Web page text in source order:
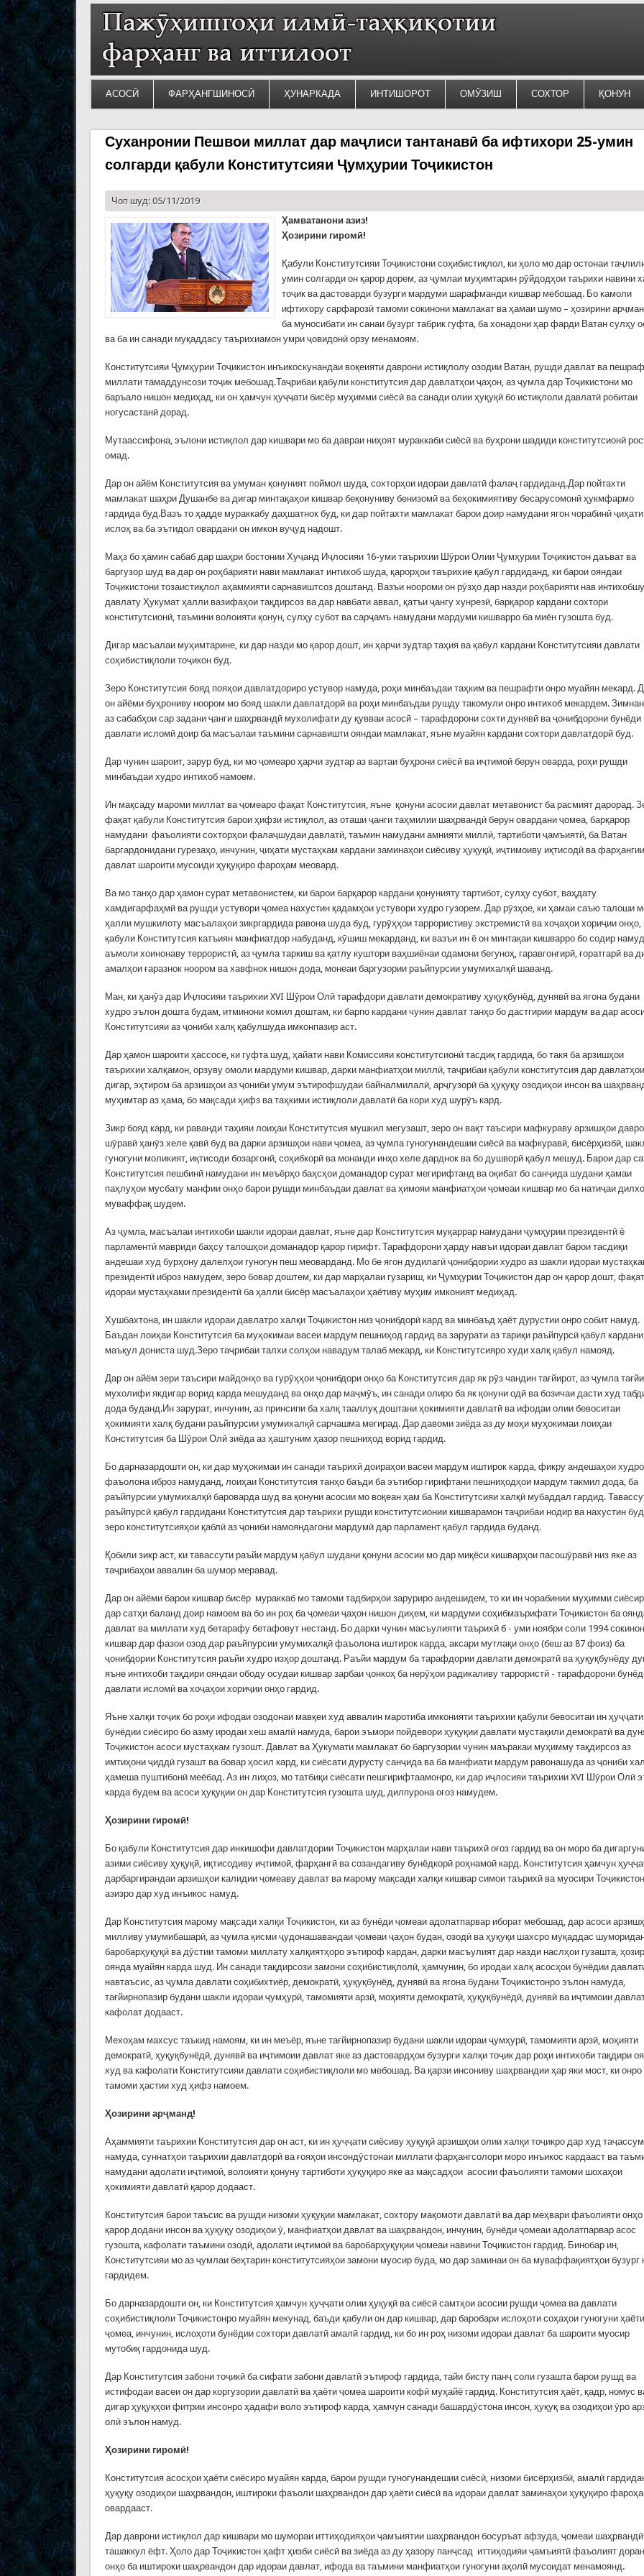
АСОСӢ ФАРҲАНГШИНОСӢ ҲУНАРКАДА ИНТИШОРОТ ОМӮЗИШ СОХТОР ҚОНУН
Суханронии Пешвои миллат дар маҷлиси тантанавӣ ба ифтихори 25-умин
солгарди қабули Конститутсияи Ҷумҳурии Тоҷикистон
Чоп шуд: 05/11/2019
Ҳамватанони азиз!
Ҳозирини гиромӣ!
Қабули Конститутсияи Тоҷикистони соҳибистиқлол, ки ҳоло мо дар остонаи
умин солгарди он қарор дорем, аз ҷумлаи муҳимтарин рӯйдодҳои таърихи навини
тоҷик ва дастоварди бузурги мардуми шарафманди кишвар мебошад. Бо камоли
ифтихору сарфарозӣ тамоми сокинони мамлакат ва ҳамаи шумо – ҳозирини
ба муносибати ин санаи бузург табрик гуфта, ба хонадони ҳар фарди Ватан сулҳу
ва ба ин санади муқаддасу таърихиамон умри ҷовидонӣ орзу менамоям.
Конститутсияи Ҷумҳурии Тоҷикистон инъикоскунандаи воқеияти даврони истиқлолу озодии Ватан, рушди давлат ва
миллати тамаддунсози тоҷик мебошад.Таҷрибаи қабули конститутсия дар давлатҳои ҷаҳон, аз ҷумла дар Тоҷикистони мо
баръало нишон медиҳад, ки он ҳамчун ҳуҷҷати бисёр муҳимми сиёсӣ ва санади олии ҳуқуқӣ бо истиқлоли давлатӣ робитаи
ногусастанӣ дорад.
Мутаассифона, эълони истиқлол дар кишвари мо ба давраи ниҳоят мураккаби сиёсӣ ва буҳрони шадиди конститутсионӣ
омад.
Дар он айём Конститутсия ва умуман қонуният поймол шуда, сохторҳои идораи давлатӣ фалаҷ гардиданд.Дар пойтахти
мамлакат шаҳри Душанбе ва дигар минтақаҳои кишвар беқонуниву бенизомӣ ва беҳокимиятиву бесарусомонӣ ҳукмфармо
гардида буд.Вазъ то ҳадде мураккабу даҳшатнок буд, ки дар пойтахти мамлакат барои доир намудани ягон чорабинӣ ҷиҳати
ислоҳ ва ба эътидол овардани он имкон вуҷуд надошт.
Маҳз бо ҳамин сабаб дар шаҳри бостонии Хуҷанд Иҷлосияи 16-уми таърихии Шӯрои Олии Ҷумҳурии Тоҷикистон даъват ва
баргузор шуд ва дар он роҳбарияти нави мамлакат интихоб шуда, қарорҳои таърихие қабул гардиданд, ки барои ояндаи
Тоҷикистони тозаистиқлол аҳаммияти сарнавиштсоз доштанд. Вазъи ноороми он рӯзҳо дар назди роҳбарияти нав
давлату Ҳукумат ҳалли вазифаҳои тақдирсоз ва дар навбати аввал, қатъи ҷангу хунрезӣ, барқарор кардани сохтори
конститутсионӣ, таъмини волоияти қонун, сулҳу субот ва сарҷамъ намудани мардуми кишварро ба миён гузошта буд.
Дигар масъалаи муҳимтарине, ки дар назди мо қарор дошт, ин ҳарчи зудтар таҳия ва қабул кардани Конститутсияи давлати
соҳибистиқлоли тоҷикон буд.
Зеро Конститутсия бояд пояҳои давлатдориро устувор намуда, роҳи минбаъдаи таҳким ва пешрафти онро муайян мекард.
он айёми буҳрониву ноором мо бояд шакли давлатдорӣ ва роҳи минбаъдаи рушду такомули онро интихоб мекардем.
аз сабабҳои сар задани ҷанги шаҳрвандӣ мухолифати ду қувваи асосӣ – тарафдорони сохти дунявӣ ва ҷонибдорони бунёди
давлати исломӣ доир ба масъалаи таъмини сарнавишти ояндаи мамлакат, яъне муайян кардани сохтори давлатдорӣ буд.
Дар чунин шароит, зарур буд, ки мо ҷомеаро ҳарчи зудтар аз вартаи буҳрони сиёсӣ ва иҷтимоӣ берун оварда, роҳи рушди
минбаъдаи худро интихоб намоем.
Ин мақсаду мароми миллат ва ҷомеаро фақат Конститутсия, яъне қонуни асосии давлат метавонист ба расмият дарорад.
фақат қабули Конститутсия барои ҳифзи истиқлол, аз оташи ҷанги таҳмилии шаҳрвандӣ берун овардани ҷомеа, барқарор
намудани фаъолияти сохторҳои фалаҷшудаи давлатӣ, таъмин намудани амнияти миллӣ, тартиботи ҷамъиятӣ, ба Ватан
баргардонидани гурезаҳо, инчунин, ҷиҳати мустаҳкам кардани заминаҳои сиёсиву ҳуқуқӣ, иҷтимоиву иқтисодӣ ва фарҳангии
давлат шароити мусоиди ҳуқуқиро фароҳам меовард.
Ва мо танҳо дар ҳамон сурат метавонистем, ки барои барқарор кардани қонунияту тартибот, сулҳу субот, ваҳдату
хамдигарфаҳмӣ ва рушди устувори ҷомеа нахустин қадамҳои устувори худро гузорем. Дар рӯзҳое, ки ҳамаи саъю талоши
ҳалли мушкилоту масъалаҳои зикргардида равона шуда буд, гурӯҳҳои таррористиву экстремистӣ ва хоҷаҳои хориҷии онҳо,
қабули Конститутсия катъиян манфиатдор набуданд, кӯшиш мекарданд, ки вазъи ин ё он минтақаи кишварро бо содир
аъмоли хоинонаву террористӣ, аз ҷумла таркиш ва қатлу куштори ваҳшиёнаи одамони бегуноҳ, гаравгонгирӣ, ғоратгарӣ ва
амалҳои ғаразнок ноором ва хавфнок нишон дода, монеаи баргузории раъйпурсии умумихалқӣ шаванд.
Ман, ки ҳанӯз дар Иҷлосияи таърихии XVI Шӯрои Олӣ тарафдори давлати демокративу ҳуқуқбунёд, дунявӣ ва ягона будани
худро эълон дошта будам, итминони комил доштам, ки барпо кардани чунин давлат танҳо бо дастгирии мардум ва дар
Конститутсияи аз ҷониби халқ қабулшуда имконпазир аст.
Дар ҳамон шароити ҳассосе, ки гуфта шуд, ҳайати нави Комиссияи конститутсионӣ тасдиқ гардида, бо такя ба арзишҳои
таърихии халқамон, орзуву омоли мардуми кишвар, дарки манфиатҳои миллӣ, таҷрибаи қабули конститутсия дар давлатҳои
дигар, эҳтиром ба арзишҳои аз ҷониби умум эътирофшудаи байналмилалӣ, арҷгузорӣ ба ҳуқуқу озодиҳои инсон ва
муҳимтар аз ҳама, бо мақсади ҳифз ва таҳкими истиқлоли давлатӣ ба кори худ шурӯъ кард.
Зикр бояд кард, ки раванди таҳияи лоиҳаи Конститутсия мушкил мегузашт, зеро он вақт таъсири мафкураву арзишҳои
шӯравӣ ҳанӯз хеле қавӣ буд ва дарки арзишҳои нави ҷомеа, аз ҷумла гуногунандешии сиёсӣ ва мафкуравӣ, бисёрҳизбӣ,
гуногуни моликият, иқтисоди бозаргонӣ, соҳибкорӣ ва монанди инҳо хеле дарднок ва бо душворӣ қабул мешуд. Барои дар
Конститутсия пешбинӣ намудани ин меъёрҳо баҳсҳои доманадор сурат мегирифтанд ва оқибат бо санҷида шудани ҳамаи
паҳлуҳои мусбату манфии онҳо барои рушди минбаъдаи давлат ва ҳимояи манфиатҳои ҷомеаи кишвар мо ба натиҷаи
муваффақ шудем.
Аз ҷумла, масъалаи интихоби шакли идораи давлат, яъне дар Конститутсия муқаррар намудани ҷумҳурии президентӣ ё
парламентӣ мавриди баҳсу талошҳои доманадор қарор гирифт. Тарафдорони ҳарду навъи идораи давлат барои тасдиқи
андешаи худ бурҳону далелҳои гуногун пеш меоварданд. Мо бе ягон дудилагӣ ҷонибдории худро аз шакли идораи
президентӣ иброз намудем, зеро бовар доштем, ки дар марҳалаи гузариш, ки Ҷумҳурии Тоҷикистон дар он қарор дошт, фақат
идораи мустаҳками президентӣ ба ҳалли бисёр масъалаҳои ҳаётиву муҳим имконият медиҳад.
Хушбахтона, ин шакли идораи давлатро халқи Тоҷикистон низ ҷонибдорӣ кард ва минбаъд ҳаёт дурустии онро собит намуд.
Баъдан лоиҳаи Конститутсия ба муҳокимаи васеи мардум пешниҳод гардид ва зарурати аз тариқи раъйпурсӣ қабул
маъқул дониста шуд.Зеро таҷрибаи талхи солҳои навадум талаб мекард, ки Конститутсияро худи халқ қабул намояд.
Дар он айём зери таъсири майдонҳо ва гурӯҳҳои ҷонибдори онҳо ба Конститутсия дар як рӯз чандин тағйирот, аз ҷумла
мухолифи якдигар ворид карда мешуданд ва онҳо дар маҷмӯъ, ин санади олиро ба як қонуни одӣ ва бозичаи дасти худ
дода буданд.Ин зарурат, инчунин, аз принсипи ба халқ тааллуқ доштани ҳокимияти давлатӣ ва ифодаи олии бевоситаи
ҳокимияти халқ будани раъйпурсии умумихалқӣ сарчашма мегирад. Дар давоми зиёда аз ду моҳи муҳокимаи лоиҳаи
Конститутсия ба Шӯрои Олӣ зиёда аз ҳаштуним ҳазор пешниҳод ворид гардид.
Бо дарназардошти он, ки дар муҳокимаи ин санади таърихӣ доираҳои васеи мардум иштирок карда, фикру андешаҳои худро
фаъолона иброз намуданд, лоиҳаи Конститутсия танҳо баъди ба эътибор гирифтани пешниҳодҳои мардум такмил дода, ба
раъйпурсии умумихалқӣ бароварда шуд ва қонуни асосии мо воқеан ҳам ба Конститутсияи халқӣ мубаддал гардид.
раъйпурсӣ қабул гардидани Конститутсия дар таърихи рушди конститутсионии кишварамон таҷрибаи нодир ва нахустин буд,
зеро конститутсияҳои қаблӣ аз ҷониби намояндагони мардумӣ дар парламент қабул гардида буданд.
Қобили зикр аст, ки тавассути раъйи мардум қабул шудани қонуни асосии мо дар миқёси кишварҳои пасошӯравӣ низ яке аз
таҷрибаҳои аввалин ба шумор меравад.
Дар он айёми барои кишвар бисёр мураккаб мо тамоми тадбирҳои заруриро андешидем, то ки ин чорабинии муҳимми
дар сатҳи баланд доир намоем ва бо ин роҳ ба ҷомеаи ҷаҳон нишон диҳем, ки мардуми соҳибмаърифати Тоҷикистон ба
давлат ва миллати худ бетарафу бетафовут нестанд. Бо дарки чунин масъулияти таърихӣ 6 - уми ноябри соли 1994
кишвар дар фазои озод дар раъйпурсии умумихалқӣ фаъолона иштирок карда, аксари мутлақи онҳо (беш аз 87 фоиз) ба
ҷонибдории Конститутсия раъйи худро изҳор доштанд. Раъйи мардум ба тарафдории давлати демократӣ ва ҳуқуқбунёду
яъне интихоби тақдири ояндаи ободу осудаи кишвар зарбаи ҷонкоҳ ба нерӯҳои радикаливу таррористӣ - тарафдорони
давлати исломӣ ва хоҷаҳои хориҷии онҳо гардид.
Яъне халқи тоҷик бо роҳи ифодаи озодонаи мавқеи худ аввалин маротиба имконияти таърихии қабули бевоситаи ин ҳуҷҷати
бунёдии сиёсиро бо азму иродаи хеш амалӣ намуда, барои эъмори пойдевори ҳуқуқии давлати мустақили демократӣ ва
Тоҷикистон асоси мустаҳкам гузошт. Давлат ва Ҳукумати мамлакат бо баргузории чунин маъракаи муҳимму тақдирсоз аз
имтиҳони ҷиддӣ гузашт ва бовар ҳосил кард, ки сиёсати дурусту санҷида ва ба манфиати мардум равонашуда аз ҷониби
ҳамеша пуштибонӣ меёбад. Аз ин лиҳоз, мо татбиқи сиёсати пешгирифтаамонро, ки дар иҷлосияи таърихии XVI Шӯрои Олӣ
карда будем ва асоси ҳуқуқии он дар Конститутсия гузошта шуд, дилпурона оғоз намудем.
Ҳозирини гиромӣ!
Бо қабули Конститутсия дар инкишофи давлатдории Тоҷикистон марҳалаи нави таърихӣ оғоз гардид ва он моро ба
азими сиёсиву ҳуқуқӣ, иқтисодиву иҷтимоӣ, фарҳангӣ ва созандагиву бунёдкорӣ роҳнамоӣ кард. Конститутсия ҳамчун
дарбаргирандаи арзишҳои калидии ҷомеаву давлат ва марому мақсади халқи кишвар симои таърихӣ ва муосири
азизро дар худ инъикос намуд.
Дар Конститутсия марому мақсади халқи Тоҷикистон, ки аз бунёди ҷомеаи адолатпарвар иборат мебошад, дар асоси
милливу умумибашарӣ, аз ҷумла қисми ҷудонашавандаи ҷомеаи ҷаҳон будан, озодӣ ва ҳуқуқи шахсро муқаддас
баробарҳуқуқӣ ва дӯстии тамоми миллату халқиятҳоро эътироф кардан, дарки масъулият дар назди наслҳои гузашта,
оянда муайян карда шуд. Ин санади тақдирсози замони соҳибистиқлолӣ, ҳамчунин, бо иродаи халқ асосҳои бунёдии
навтаъсис, аз ҷумла давлати соҳибихтиёр, демократӣ, ҳуқуқбунёд, дунявӣ ва ягона будани Тоҷикистонро эълон намуда,
тағйирнопазир будани шакли идораи ҷумҳурӣ, тамомияти арзӣ, моҳияти демократӣ, ҳуқуқбунёдӣ, дунявӣ ва иҷтимоии
кафолат додааст.
Мехоҳам махсус таъкид намоям, ки ин меъёр, яъне тағйирнопазир будани шакли идораи ҷумҳурӣ, тамомияти арзӣ, моҳияти
демократӣ, ҳуқуқбунёдӣ, дунявӣ ва иҷтимоии давлат яке аз дастовардҳои бузурги халқи тоҷик дар роҳи интихоби тақдири
худ ва кафолати Конститутсияи давлати соҳибистиқлоли мо мебошад. Ва қарзи инсониву шаҳрвандии ҳар яки мост, ки онро
тамоми ҳастии худ ҳифз намоем.
Ҳозирини арҷманд!
Аҳаммияти таърихии Конститутсия дар он аст, ки ин ҳуҷҷати сиёсиву ҳуқуқӣ арзишҳои олии халқи тоҷикро дар худ таҷассум
намуда, суннатҳои таърихии давлатдорӣ ва ғояҳои инсондӯстонаи миллати фарҳангсолори моро инъикос кардааст ва
намудани адолати иҷтимоӣ, волоияти қонуну тартиботи ҳуқуқиро яке аз мақсадҳои асосии фаъолияти тамоми шохаҳои
ҳокимияти давлатӣ қарор додааст.
Конститутсия барои таъсис ва рушди низоми ҳуқуқии мамлакат, сохтору мақомоти давлатӣ ва дар меҳвари фаъолияти онҳо
қарор додани инсон ва ҳуқуқу озодиҳои ӯ, манфиатҳои давлат ва шаҳрвандон, инчунин, бунёди ҷомеаи адолатпарвар асос
гузошта, кафолати таъмини озодӣ, адолати иҷтимоӣ ва баробарҳуқуқии ҷомеаи навини Тоҷикистон гардид. Бинобар ин,
Конститутсияи мо аз ҷумлаи беҳтарин конститутсияҳои замони муосир буда, мо дар заминаи он ба муваффақиятҳои бузург
гардидем.
Бо дарназардошти он, ки Конститутсия ҳамчун ҳуҷҷати олии ҳуқуқӣ ва сиёсӣ самтҳои асосии рушди ҷомеа ва давлати
соҳибистиқлоли Тоҷикистонро муайян мекунад, баъди қабули он дар кишвар, дар баробари ислоҳоти соҳаҳои гуногуни ҳаёти
ҷомеа, инчунин, ислоҳоти бунёдии сохтори давлатӣ амалӣ гардид, ки бо ин роҳ низоми идораи давлат ба шароити муосир
мутобиқ гардонида шуд.
Дар Конститутсия забони тоҷикӣ ба сифати забони давлатӣ эътироф гардида, тайи бисту панҷ соли гузашта барои рушд ва
истифодаи васеи он дар коргузории давлатӣ ва ҳаёти ҷомеа шароити кофӣ муҳайё гардид. Конститутсия ҳаёт, қадр, номус
дигар ҳуқуқҳои фитрии инсонро ҳадафи воло эътироф карда, ҳамчун санади башардӯстона инсон, ҳуқуқ ва озодиҳои ӯро
олӣ эълон намуд.
Ҳозирини гиромӣ!
Конститутсия асосҳои ҳаёти сиёсиро муайян карда, барои рушди гуногунандешии сиёсӣ, низоми бисёрҳизбӣ, амалӣ
ҳуқуқу озодиҳои шаҳрвандон, иштироки фаъоли шаҳрвандон дар ҳаёти сиёсӣ ва идораи давлат заминаҳои ҳуқуқиро
овардааст.
Дар даврони истиқлол дар кишвари мо шумораи иттиҳодияҳои ҷамъиятии шаҳрвандон босуръат афзуда, ҷомеаи шаҳрвандӣ
ташаккул ёфт. Ҳоло дар Тоҷикистон ҳафт ҳизби сиёсӣ ва зиёда аз ду ҳазору панҷсад иттиҳодияи ҷамъиятӣ фаъолият
онҳо ба иштироки шаҳрвандон дар идораи давлат, ифода ва таъмини манфиатҳои гуногуни аҳолӣ мусоидат менамоянд.